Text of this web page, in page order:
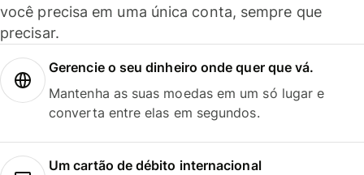
você precisa em uma única conta, sempre que
precisar.
Gerencie o seu dinheiro onde quer que vá.
Mantenha as suas moedas em um só lugar e
converta entre elas em segundos.
Um cartão de débito internacional